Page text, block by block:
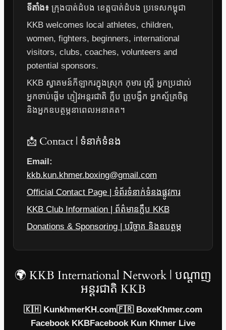
ទីតាំង៖ ក្រុងបាត់ដំបង ខេត្តបាត់ដំបង ប្រទេសកម្ពុជា
KKB welcomes local athletes, children,
women, fighters, beginners, international
visitors, clubs, coaches, volunteers and
potential sponsors.
KKB ស្វាគមន៍កីឡាករក្នុងស្រុក កុមារ ស្ត្រី អ្នកប្រដាល់
អ្នកចាប់ផ្តើម ភ្ញៀវអន្តរជាតិ ក្លឹប គ្រូបង្វឹក អ្នកស្ម័គ្រចិត្ត
និងអ្នកឧបត្ថម្ភនាពេលអនាគត។
📩 Contact | ទំនាក់ទំនង
Email:
kkb.kun.khmer.boxing@gmail.com
Official Contact Page | ទំព័រទំនាក់ទំនងផ្លូវការ
KKB Club Information | ព័ត៌មានក្លឹប KKB
Donations & Sponsoring | បរិច្ចាគ និងឧបត្ថម្ភ
🌍 KKB International Network | បណ្តាញ
អន្តរជាតិ KKB
🇰🇭 KunkhmerKH.com🇫🇷 BoxeKhmer.com
Facebook KKBFacebook Kun Khmer Live